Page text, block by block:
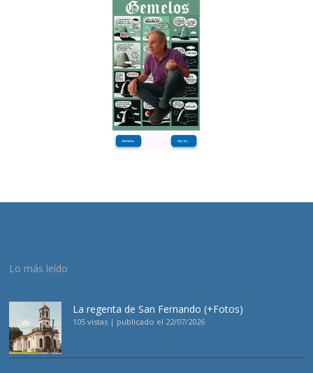
Lo más leído
La regenta de San Fernando (+Fotos)
105 vistas | publicado el 22/07/2026